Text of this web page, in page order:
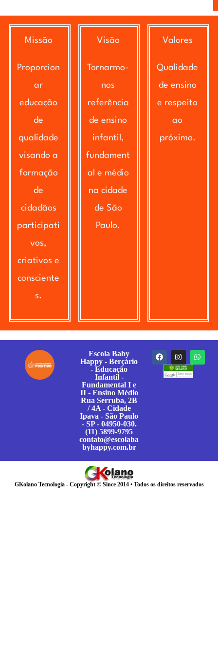
Missão
Proporcion
ar
educação
de
qualidade
visando a
formação
de
cidadãos
participati
vos,
criativos e
consciente
s.
Visão
Tornarmo-
nos
referência
de ensino
infantil,
fundament
al e médio
na cidade
de São
Paulo.
Valores
Qualidade
de ensino
e respeito
ao
próximo.
Escola Baby
Happy - Berçário
- Educação
Infantil -
Fundamental I e
II - Ensino Médio
Rua Serruba, 2B
/ 4A - Cidade
Ipava - São Paulo
- SP - 04950-030.
(11) 5899-9795
contato@escolaba
byhappy.com.br
GKolano Tecnologia - Copyright © Since 2014 • Todos os direitos reservados